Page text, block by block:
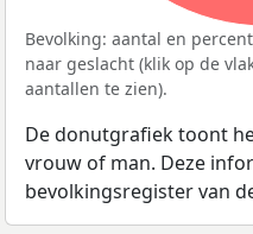
Bevolking: aantal en
naar geslacht (klik op de
aantallen te zien).
De donutgrafiek toont
vrouw of man. Deze
bevolkingsregister van